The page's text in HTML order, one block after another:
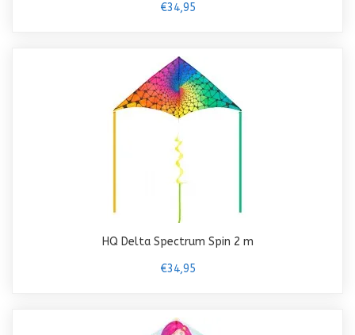
€34,95
HQ Delta Spectrum Spin 2 m
€34,95